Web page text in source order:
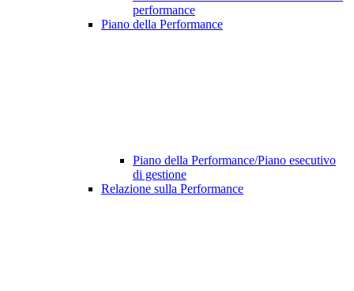
performance
Piano della Performance
Piano della Performance/Piano esecutivo
di gestione
Relazione sulla Performance